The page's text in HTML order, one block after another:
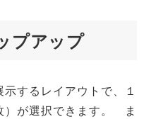
プアップ
するレイアウトで、１
が選択できます。 ま